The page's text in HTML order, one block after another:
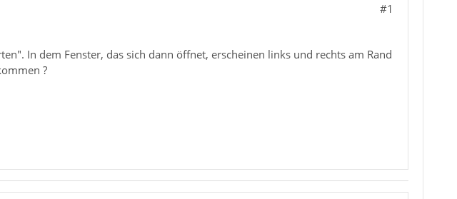
#1
In dem Fenster, das sich dann öffnet, erscheinen links und rechts am Rand
?